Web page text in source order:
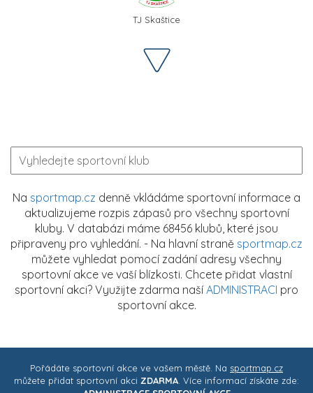
TJ Skaštice
Na sportmap.cz denně vkládáme sportovní informace a
aktualizujeme rozpis zápasů pro všechny sportovní
kluby. V databázi máme 68456 klubů, které jsou
připraveny pro vyhledání. - Na hlavní straně sportmap.cz
můžete vyhledat pomocí zadání adresy všechny
sportovní akce ve vaší blízkosti. Chcete přidat vlastní
sportovní akci? Využijte zdarma naší ADMINISTRACI pro
sportovní akce.
Pořádáte sportovní akce ve vašem městě. Na sportmap.cz
můžete přidat sportovní akci ZDARMA . Více informací získáte zde: